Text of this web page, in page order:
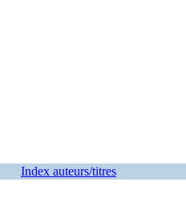
Index auteurs/titres